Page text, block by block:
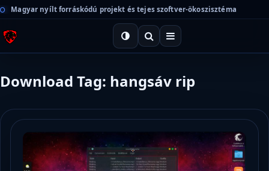
Magyar nyílt forráskódú projekt és tejes szoftver-ökoszisztéma
Download Tag: hangsáv rip